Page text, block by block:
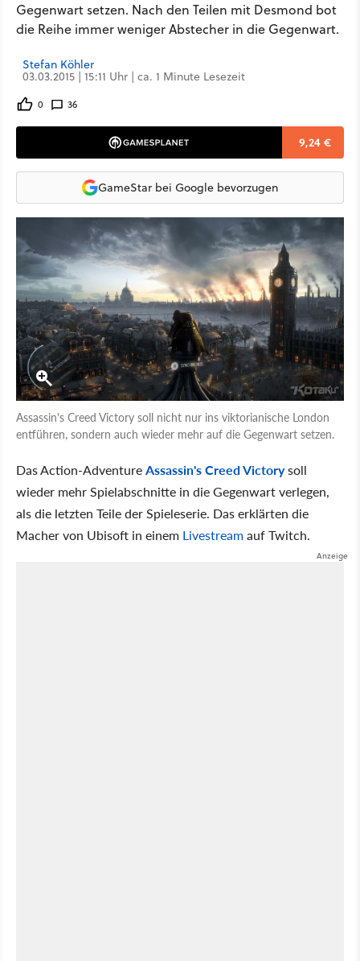
Gegenwart setzen. Nach den Teilen mit Desmond bot
die Reihe immer weniger Abstecher in die Gegenwart.
Stefan Köhler
03.03.2015 | 15:11 Uhr | ca. 1 Minute Lesezeit
0 36
9,24 €
GameStar bei Google bevorzugen
Assassin's Creed Victory soll nicht nur ins viktorianische London
entführen, sondern auch wieder mehr auf die Gegenwart setzen.
Das Action-AdventureAssassin's Creed Victorysoll
wieder mehr Spielabschnitte in die Gegenwart verlegen,
als die letzten Teile der Spieleserie. Das erklärten die
Macher von Ubisoft in einem Livestreamauf Twitch.